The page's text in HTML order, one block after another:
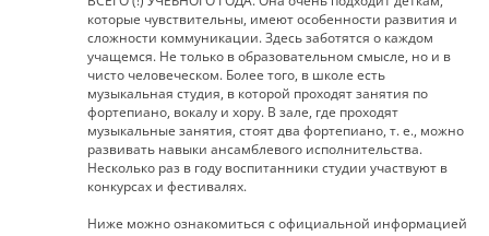
которые чувствительны, имеют особенности развития и
сложности коммуникации. Здесь заботятся о каждом
учащемся. Не только в образовательном смысле, но и в
чисто человеческом. Более того, в школе есть
музыкальная студия, в которой проходят занятия по
фортепиано, вокалу и хору. В зале, где проходят
музыкальные занятия, стоят два фортепиано, т. е., можно
развивать навыки ансамблевого исполнительства.
Несколько раз в году воспитанники студии участвуют в
конкурсах и фестивалях.
Ниже можно ознакомиться с официальной информацией